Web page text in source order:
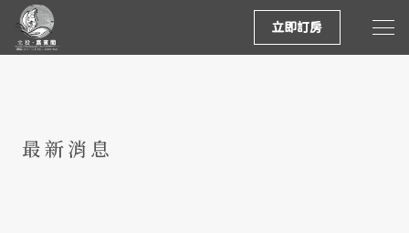
立即訂房
最新消息